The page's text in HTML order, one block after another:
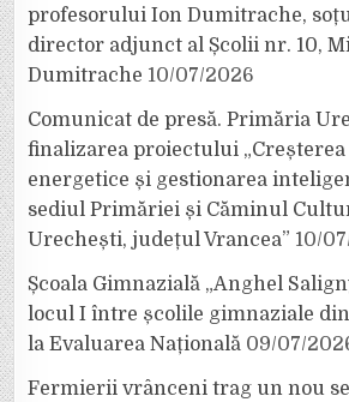
profesorului Ion Dumitrache,
director adjunct al Școlii nr. 10,
Dumitrache 10/07/2026
Comunicat de presă. Primăria
finalizarea proiectului
energetice și gestionarea
sediul Primăriei și Căminul
Urechești, județul Vrancea” 10/
Școala Gimnazială „Anghel
locul I între școlile gimnaziale
la Evaluarea Națională 09/07/
Fermierii vrânceni trag un nou